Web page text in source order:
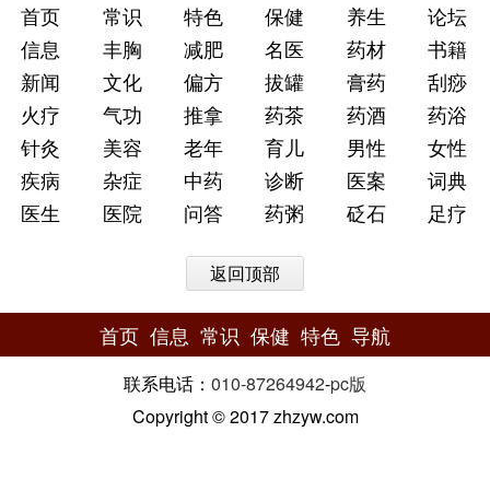
首页 常识 特色 保健 养生
论坛
信息
丰胸 减肥 名医 药材
书籍
新闻
文化 偏方 拔罐 膏药
刮痧
火疗
气功 推拿 药茶 药酒
药浴
针灸
美容 老年 育儿 男性
女性
疾病
杂症 中药 诊断 医案
词典
医生
医院 问答 药粥 砭石 足疗
返回顶部
首页 信息 常识 保健 特色 导航
联系电话： 010-87264942-pc版
Copyright © 2017 zhzyw.com